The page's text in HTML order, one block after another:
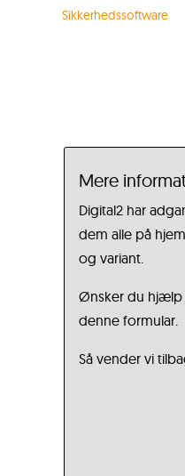
Sikkerhedssoftware
Mere
Digital2 har
dem alle på
og variant.
Ønsker du hjælp
denne formular.
Så vender vi